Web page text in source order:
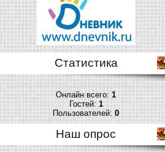
Статистика
Онлайн всего:1
Гостей:1
Пользователей:0
Наш опрос